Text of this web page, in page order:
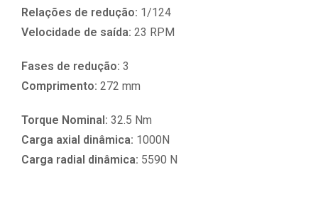
Relações de redução: 1/124
Velocidade de saída: 23 RPM
Fases de redução: 3
Comprimento: 272 mm
Torque Nominal: 32.5 Nm
Carga axial dinâmica: 1000N
Carga radial dinâmica: 5590 N